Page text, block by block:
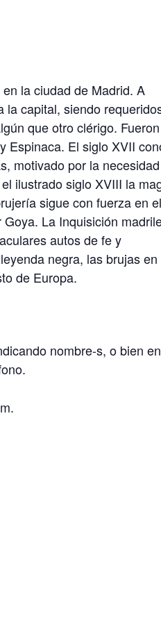
la ciudad de Madrid. A
la capital, siendo
que otro clérigo. Fueron
Espinaca. El siglo XVII
motivado por la
ilustrado siglo XVIII la
sigue con fuerza en
La Inquisición
autos de fe y
negra, las brujas en
de Europa.
nombre-s, o bien